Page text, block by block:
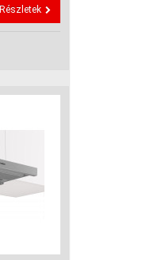
Részletek